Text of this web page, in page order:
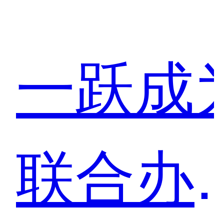
一跃成
联合办